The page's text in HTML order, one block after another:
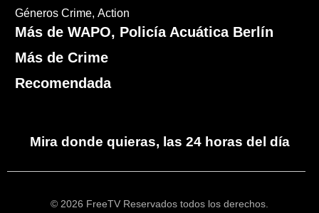
Géneros Crime Action
Más de WAPO, Policía Acuática Berlín
Más de Crime
Recomendada
Mira donde quieras, las 24 horas del día
© 2026 FreeTV Reservados todos los derechos.